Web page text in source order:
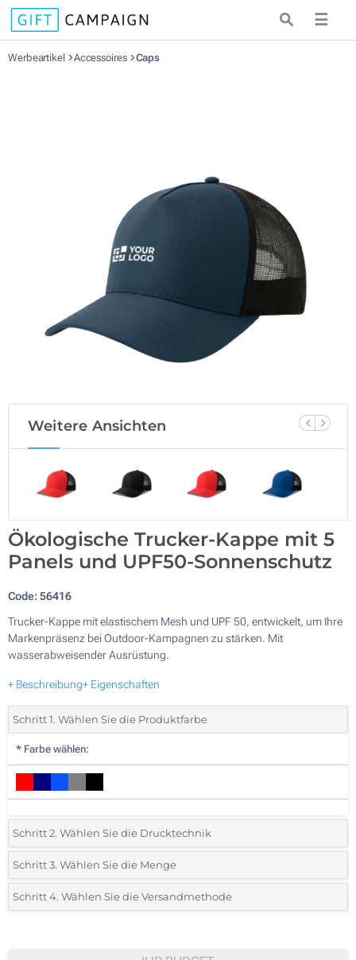
☰
Werbeartikel Accessoires Caps
Weitere Ansichten
Ökologische Trucker-Kappe mit 5
Panels und UPF50-Sonnenschutz
Code:56416
Trucker-Kappe mit elastischem Mesh und UPF 50, entwickelt, um Ihre
Markenpräsenz bei Outdoor-Kampagnen zu stärken. Mit
wasserabweisender Ausrüstung.
+ Beschreibung+ Eigenschaften
Schritt 1. Wählen Sie die Produktfarbe
* Farbe wählen:
Schritt 2. Wählen Sie die Drucktechnik
*Wählen Sie die Druck- und Farbtechniken für Ihr Logo:
1 Farbig (Vorderseite)
Schritt 3. Wählen Sie die Menge
*Bitte wählen Sie Ihre gewünschte Menge
Schritt 4. Wählen Sie die Versandmethode